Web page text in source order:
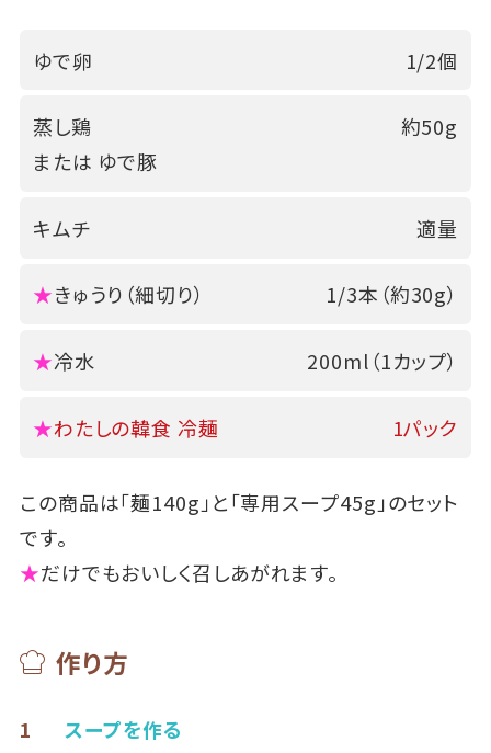
ゆで卵 1/2個
蒸し鶏
または ゆで豚
約50g
キムチ 適量
★きゅうり（細切り） 1/3本（約30g）
★冷水 200ml（1カップ）
★わたしの韓食 冷麺 1パック
この商品は「麺140g」と「専用スープ45g」のセット
です。
★だけでもおいしく召しあがれます。
作り方
1
スープを作る